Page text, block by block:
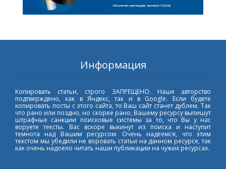
Информация
Копировать статьи, строго ЗАПРЕЩЕНО. Наше авторство
подтверждено, как в Яндекс, так и в Google. Если будете
копировать посты с этого сайта, то Ваш сайт станет дублем. Так
что рано или поздно, но скорее рано, Вашему ресурсу выпишут
штрафные санкции поисковые системы за то, что Вы у нас
воруете тексты. Вас вскоре выкинут из поиска и наступит
темнота над Вашим ресурсом. Очень надеемся, что этим
текстом мы убедили не воровать статьи на данном ресурсе, так
как очень надоело читать наши публикации на чужих ресурсах.